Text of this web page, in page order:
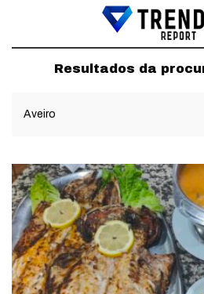
Resultados da